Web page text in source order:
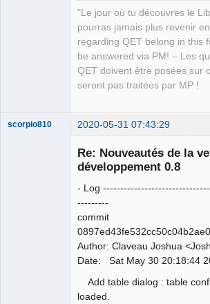
"Le jour où tu découvres le
pourras jamais plus revenir
regarding QET belong in this
be answered via PM! – Les
QET doivent être posées sur
seront pas traitées par MP !
scorpio810 2020-05-31 07:43:29
Re: Nouveautés de la
développement 0.8
- Log
---------
commit
Author: Claveau Joshua
Date: Sat May 30 20:18:44
Add table dialog : table
loaded.